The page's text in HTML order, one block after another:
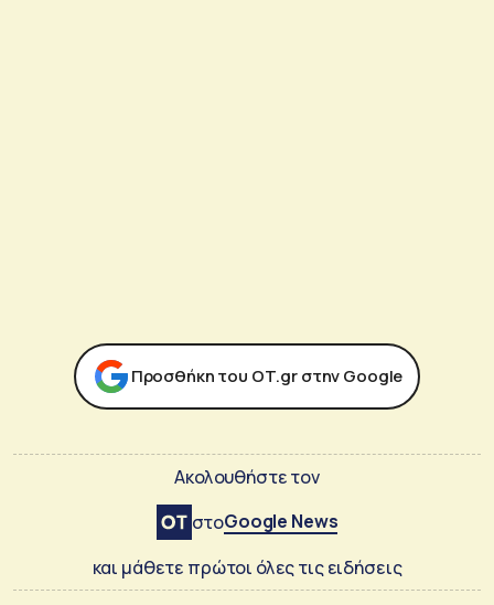
Προσθήκη του ΟΤ.gr στην Google
Ακολουθήστε τον
στοGoogle News
και μάθετε πρώτοι όλες τις ειδήσεις